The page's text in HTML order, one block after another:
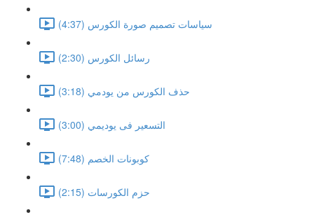
سياسات تصميم صورة الكورس (4:37)
رسائل الكورس (2:30)
حذف الكورس من يودمي (3:18)
التسعير فى يوديمي (3:00)
كوبونات الخصم (7:48)
حزم الكورسات (2:15)